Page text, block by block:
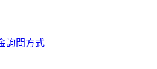
詢問方式